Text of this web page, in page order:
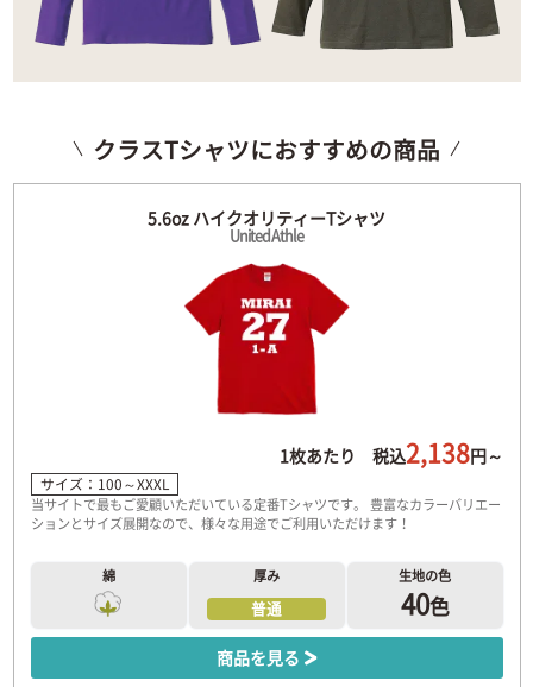
クラスTシャツにおすすめの商品
5.6oz ハイクオリティーTシャツ
United Athle
1枚あたり 税込2,138円～
サイズ：100～XXXL
当サイトで最もご愛顧いただいている定番Tシャツです。 豊富なカラーバリエー
ションとサイズ展開なので、様々な用途でご利用いただけます！
綿 厚み
普通
生地の色
40色
商品を見る